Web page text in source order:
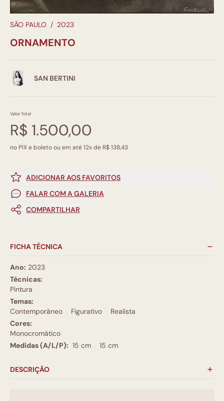
SÃO PAULO / 2023
ORNAMENTO
SAN BERTINI
Valor Total
R$ 1.500,00
no PIX e boleto ou em até 12x de R$ 138,43
ADICIONAR AOS FAVORITOS
FALAR COM A GALERIA
COMPARTILHAR
FICHA TÉCNICA
Ano: 2023
Técnicas:
Pintura
Temas:
Contemporâneo
Figurativo
Realista
Cores:
Monocromático
Medidas (A/L/P): 15 cm 15 cm
DESCRIÇÃO